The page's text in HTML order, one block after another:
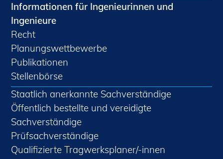
Informationen für Ingenieurinnen und
Ingenieure
Recht
Planungswettbewerbe
Publikationen
Stellenbörse
Staatlich anerkannte Sachverständige
Öffentlich bestellte und vereidigte
Sachverständige
Prüfsachverständige
Qualifizierte Tragwerksplaner/-innen